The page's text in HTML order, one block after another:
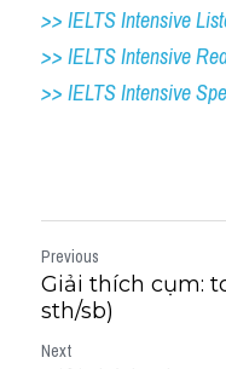
>> IELTS Intensive
>> IELTS Intensive
>> IELTS Intensive
Previous
Giải thích cụm:
sth/sb)
Next